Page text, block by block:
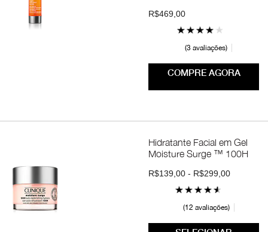
R$469,00
3 avaliações
COMPRE AGORA
Hidratante Facial em Gel
Moisture Surge ™ 100H
R$139,00 - R$299,00
12 avaliações